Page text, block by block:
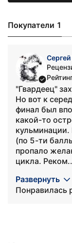
Покупатели 1
Сергей
"Гвардеец"
Но вот к
финал был
какой-то
кульминации.
(по 5-ти
пропало
цикла.
Развернуть
Понравилась